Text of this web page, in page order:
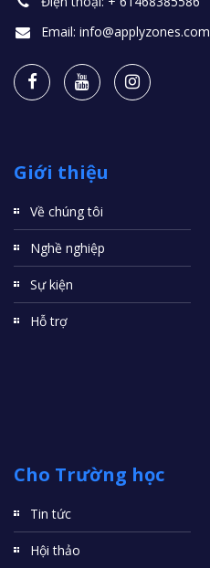
Email: info@applyzones.com
Giới thiệu
Về chúng tôi
Nghề nghiệp
Sự kiện
Hỗ trợ
Cho Trường học
Tin tức
Hội thảo